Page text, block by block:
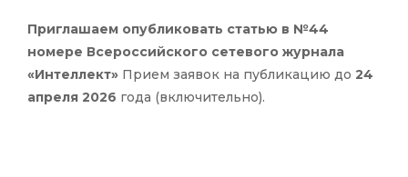
Приглашаем опубликовать статью в №44
номере Всероссийского сетевого журнала
«Интеллект» Прием заявок на публикацию до 24
апреля 2026 года (включительно).